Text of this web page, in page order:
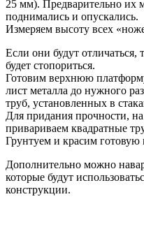
25 мм). Предварительно их
поднимались и опускались.
Измеряем высоту всех
Если они будут отличаться,
будет стопориться.
Готовим верхнюю
лист металла до нужного
труб, установленных в
Для придания прочности,
привариваем квадратные
Грунтуем и красим готовую
Дополнительно можно
которые будут
конструкции.